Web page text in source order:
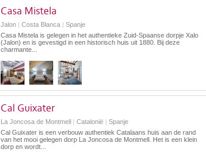
Casa Mistela
Jalon | Costa Blanca | Spanje
Casa Mistela is gelegen in het authentieke Zuid-Spaanse dorpje Xalo
(Jalon) en is gevestigd in een historisch huis uit 1880. Bij deze
charmante...
Cal Guixater
La Joncosa de Montmell | Catalonië | Spanje
Cal Guixater is een verbouw authentiek Catalaans huis aan de rand
van het mooi gelegen dorp La Joncosa de Montmell. Het is een klein
dorp en wordt...